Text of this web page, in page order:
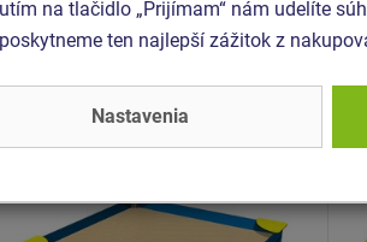
na tlačidlo „Prijímam“ nám udelíte
ten najlepší zážitok z
Nastavenia